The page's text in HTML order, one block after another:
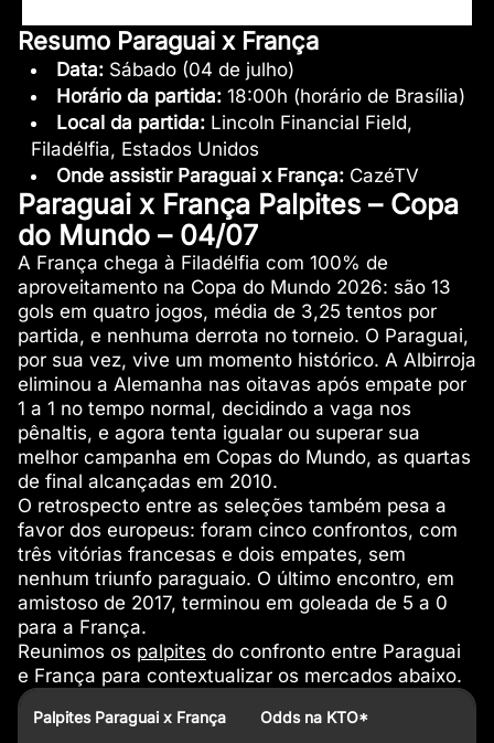
Resumo Paraguai x França
Data: Sábado (04 de julho)
Horário da partida: 18:00h (horário de Brasília)
Local da partida:Lincoln Financial Field,
Filadélfia, Estados Unidos
Onde assistir Paraguai x França:CazéTV
Paraguai x França Palpites – Copa
do Mundo – 04/07
A França chega à Filadélfia com 100% de
aproveitamento na Copa do Mundo 2026: são 13
gols em quatro jogos, média de 3,25 tentos por
partida, e nenhuma derrota no torneio. O Paraguai,
por sua vez, vive um momento histórico. A Albirroja
eliminou a Alemanha nas oitavas após empate por
1 a 1 no tempo normal, decidindo a vaga nos
pênaltis, e agora tenta igualar ou superar sua
melhor campanha em Copas do Mundo, as quartas
de final alcançadas em 2010.
O retrospecto entre as seleções também pesa a
favor dos europeus: foram cinco confrontos, com
três vitórias francesas e dois empates, sem
nenhum triunfo paraguaio. O último encontro, em
amistoso de 2017, terminou em goleada de 5 a 0
para a França.
Reunimos os palpites do confronto entre Paraguai
e França para contextualizar os mercados abaixo.
Palpites Paraguai x França Odds na KTO*